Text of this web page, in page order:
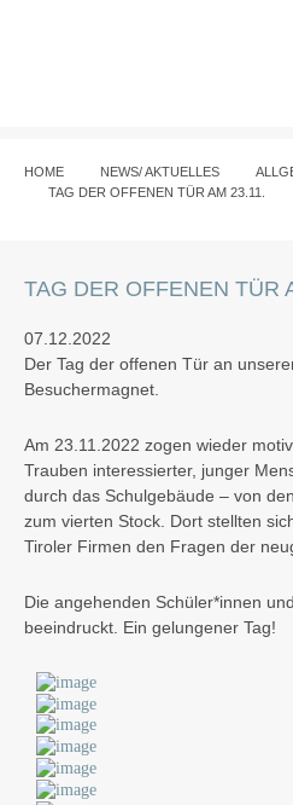
HOME NEWS/ AKTUELLES
TAG DER OFFENEN TÜR AM 23.11.
TAG DER OFFENEN TÜR
07.12.2022
Der Tag der offenen Tür an
Besuchermagnet.
Am 23.11.2022 zogen wieder
Trauben interessierter, junger
durch das Schulgebäude – von
zum vierten Stock. Dort stellten
Tiroler Firmen den Fragen der
Die angehenden Schüler*innen
beeindruckt. Ein gelungener Tag!